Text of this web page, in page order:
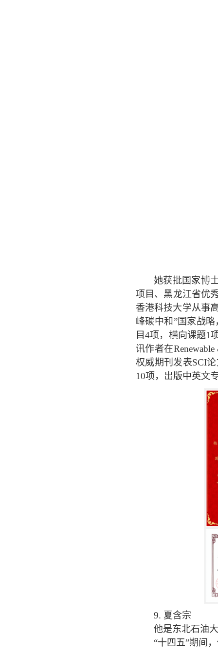
她获批国家博
项目、黑龙江省优
香港科技大学从事
峰碳中和”国家战
目4项，横向课题1
讯作者在
权威期刊发表SCI
10项，出版中英文
9. 夏含宗
他是东北石油
“十四五”期间